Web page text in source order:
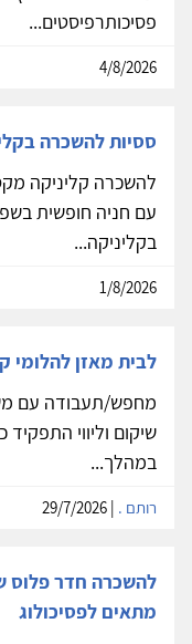
פסיכותרפיסטים...
4/8/2026
ססיות להשכרה
להשכרה קליניקה
עם חניה חופשית
בקליניקה...
1/8/2026
לבית מאזן להלומי
מחפש/תעבודה עם
שיקום וליווי התפקיד
במהלך...
רותם .
להשכרה חדר פלוס
מתאים לפסיכולוג